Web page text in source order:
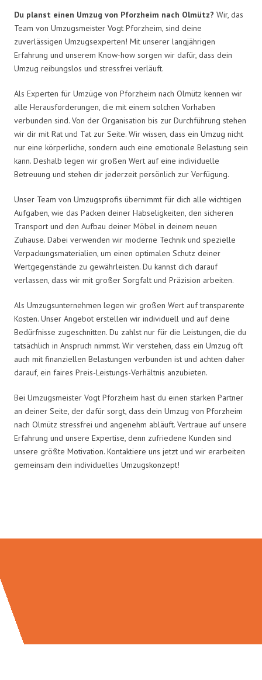
Du planst einen Umzug von Pforzheim nach Olmütz? Wir, das
Team von Umzugsmeister Vogt Pforzheim, sind deine
zuverlässigen Umzugsexperten! Mit unserer langjährigen
Erfahrung und unserem Know-how sorgen wir dafür, dass dein
Umzug reibungslos und stressfrei verläuft.
Als Experten für Umzüge von Pforzheim nach Olmütz kennen wir
alle Herausforderungen, die mit einem solchen Vorhaben
verbunden sind. Von der Organisation bis zur Durchführung stehen
wir dir mit Rat und Tat zur Seite. Wir wissen, dass ein Umzug nicht
nur eine körperliche, sondern auch eine emotionale Belastung sein
kann. Deshalb legen wir großen Wert auf eine individuelle
Betreuung und stehen dir jederzeit persönlich zur Verfügung.
Unser Team von Umzugsprofis übernimmt für dich alle wichtigen
Aufgaben, wie das Packen deiner Habseligkeiten, den sicheren
Transport und den Aufbau deiner Möbel in deinem neuen
Zuhause. Dabei verwenden wir moderne Technik und spezielle
Verpackungsmaterialien, um einen optimalen Schutz deiner
Wertgegenstände zu gewährleisten. Du kannst dich darauf
verlassen, dass wir mit großer Sorgfalt und Präzision arbeiten.
Als Umzugsunternehmen legen wir großen Wert auf transparente
Kosten. Unser Angebot erstellen wir individuell und auf deine
Bedürfnisse zugeschnitten. Du zahlst nur für die Leistungen, die du
tatsächlich in Anspruch nimmst. Wir verstehen, dass ein Umzug oft
auch mit finanziellen Belastungen verbunden ist und achten daher
darauf, ein faires Preis-Leistungs-Verhältnis anzubieten.
Bei Umzugsmeister Vogt Pforzheim hast du einen starken Partner
an deiner Seite, der dafür sorgt, dass dein Umzug von Pforzheim
nach Olmütz stressfrei und angenehm abläuft. Vertraue auf unsere
Erfahrung und unsere Expertise, denn zufriedene Kunden sind
unsere größte Motivation. Kontaktiere uns jetzt und wir erarbeiten
gemeinsam dein individuelles Umzugskonzept!